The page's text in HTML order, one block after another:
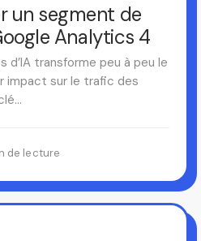
un segment de
Analytics 4
d’IA transforme peu à peu le
impact sur le trafic des
de lecture